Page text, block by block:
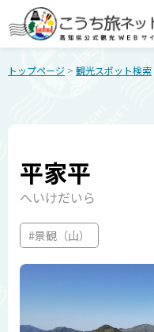
トップページ > 観光スポット検索
平家平
へいけだいら
#景観（山）